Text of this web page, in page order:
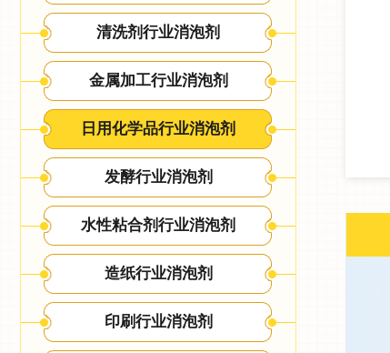
清洗剂行业消泡剂
金属加工行业消泡剂
日用化学品行业消泡剂
发酵行业消泡剂
水性粘合剂行业消泡剂
造纸行业消泡剂
印刷行业消泡剂